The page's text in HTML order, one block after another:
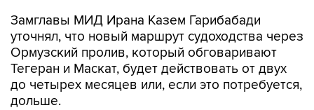
Замглавы МИД Ирана Казем Гарибабади
уточнял, что новый маршрут судоходства через
Ормузский пролив, который обговаривают
Тегеран и Маскат, будет действовать от двух
до четырех месяцев или, если это потребуется,
дольше.